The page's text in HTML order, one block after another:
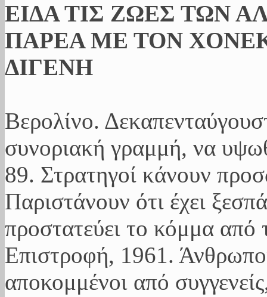
ΕΙΔΑ ΤΙΣ ΖΩΕΣ ΤΩΝ
ΠΑΡΕΑ ΜΕ ΤΟΝ
ΔΙΓΕΝΗ
Βερολίνο.
συνοριακή γραμμή, να
89. Στρατηγοί κάνουν
Παριστάνουν ότι έχει
προστατεύει το κόμμα από
Επιστροφή, 1961.
αποκομμένοι από